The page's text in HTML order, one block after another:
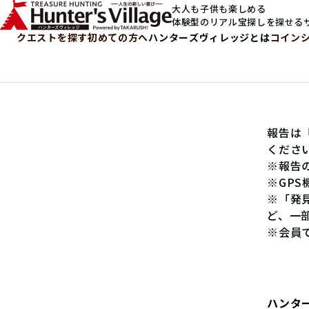
大人も子供も楽しめる
体験型のリアル宝探しを探せる
クエストを探す初めての方へハンターズヴィレッジとはコイン
報告は
くださ
※報告
※GPS
※「発
ど、一
※会員
ハンタ